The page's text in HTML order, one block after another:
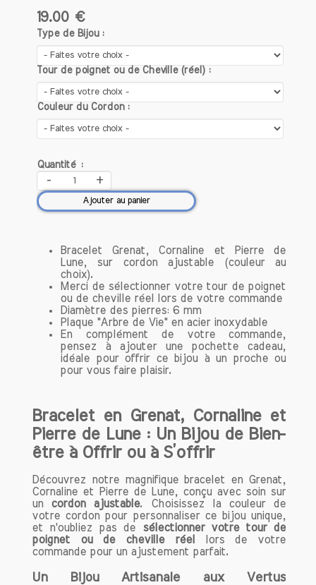
19.00 €
Type de Bijou :
Tour de poignet ou de Cheville (réel) :
Couleur du Cordon :
Quantité :
- +
Ajouter au panier
Bracelet Grenat, Cornaline et Pierre de
Lune, sur cordon ajustable (couleur au
choix).
Merci de sélectionner votre tour de poignet
ou de cheville réel lors de votre commande
Diamètre des pierres: 6 mm
Plaque "Arbre de Vie" en acier inoxydable
En complément de votre commande,
pensez à ajouter une pochette cadeau,
idéale pour offrir ce bijou à un proche ou
pour vous faire plaisir.
Bracelet en Grenat, Cornaline et
Pierre de Lune : Un Bijou de Bien-
être à Offrir ou à S’offrir
Découvrez notre magnifique bracelet en Grenat,
Cornaline et Pierre de Lune, conçu avec soin sur
un cordon ajustable. Choisissez la couleur de
votre cordon pour personnaliser ce bijou unique,
et n'oubliez pas de sélectionner votre tour de
poignet ou de cheville réel
lors de votre
commande pour un ajustement parfait.
Un Bijou Artisanale aux Vertus